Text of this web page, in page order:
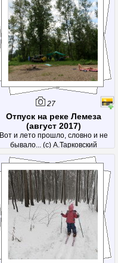
27
Отпуск на реке Лемеза
(август 2017)
Вот и лето прошло, словно и не
бывало... (с) А.Тарковский